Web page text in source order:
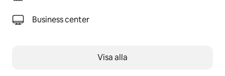
Business center
Visa alla